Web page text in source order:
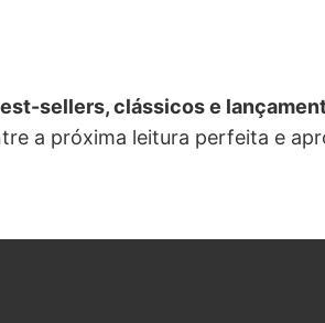
sellers, clássicos e
a próxima leitura perfeita e